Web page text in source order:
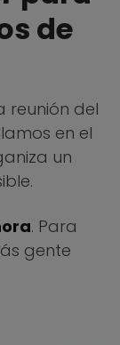
de
reunión del
en el
un
. Para
gente